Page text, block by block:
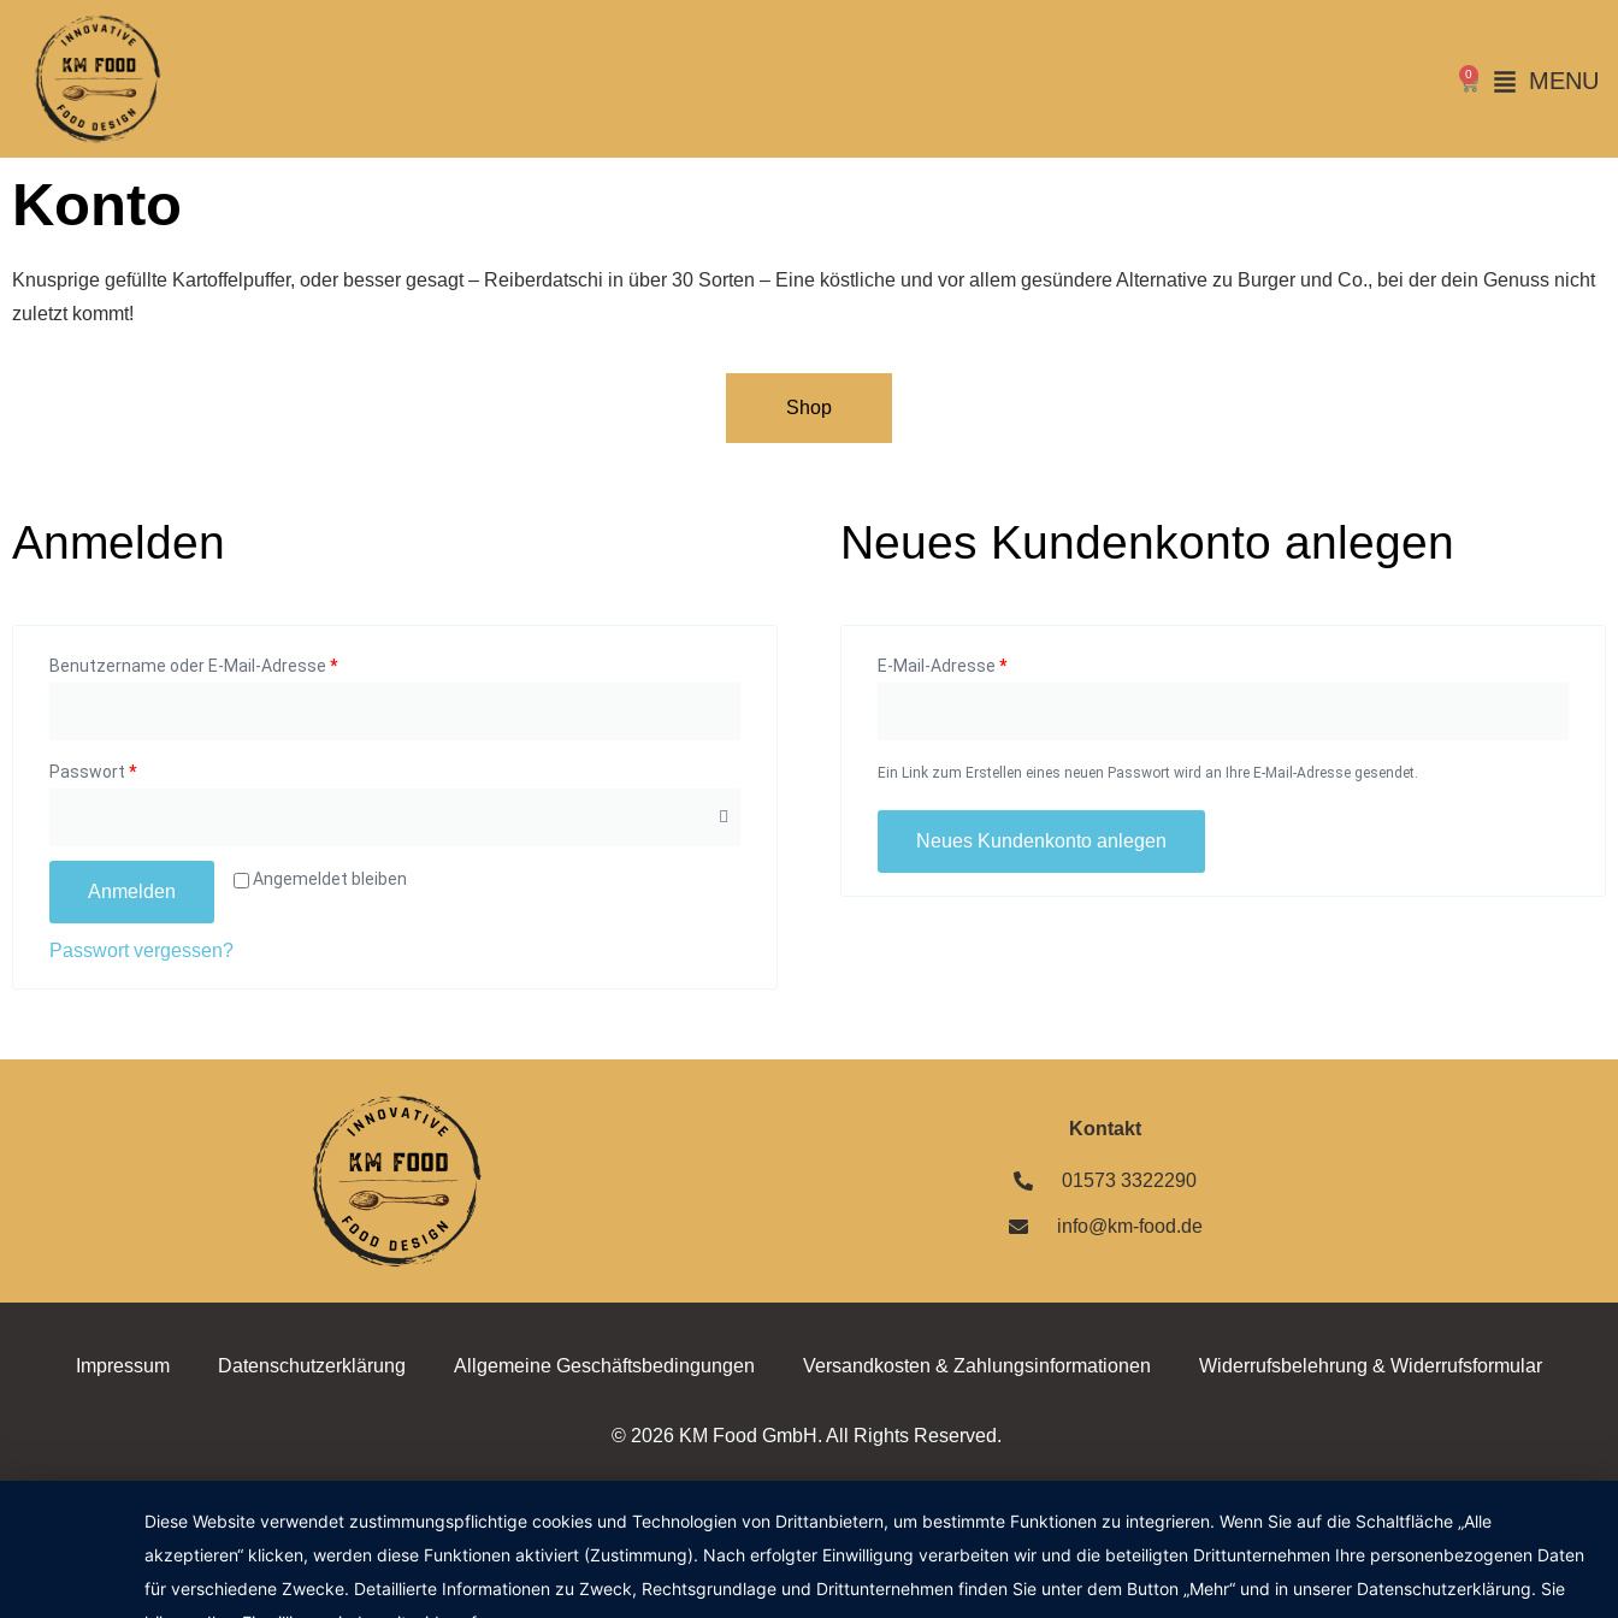
0 MENU
Konto
Knusprige gefüllte Kartoffelpuffer, oder besser gesagt – Reiberdatschi in über 30 Sorten – Eine köstliche und vor allem gesündere Alternative zu Burger und Co., bei der dein Genuss nicht
zuletzt kommt!
Shop
Anmelden
Benutzername oder E-Mail-Adresse *
Passwort *
Angemeldet bleiben
Anmelden
Passwort vergessen?
Neues Kundenkonto anlegen
E-Mail-Adresse*
Ein Link zum Erstellen eines neuen Passwort wird an Ihre E-Mail-Adresse gesendet.
Neues Kundenkonto anlegen
Kontakt
01573 3322290
info@km-food.de
Impressum Datenschutzerklärung Allgemeine Geschäftsbedingungen Versandkosten & Zahlungsinformationen Widerrufsbelehrung & Widerrufsformular
© 2026 KM Food GmbH. All Rights Reserved.
Diese Website verwendet zustimmungspflichtige cookies und Technologien von Drittanbietern, um bestimmte Funktionen zu integrieren. Wenn Sie auf die Schaltfläche „Alle
akzeptieren“ klicken, werden diese Funktionen aktiviert (Zustimmung). Nach erfolgter Einwilligung verarbeiten wir und die beteiligten Drittunternehmen Ihre personenbezogenen Daten
für verschiedene Zwecke. Detaillierte Informationen zu Zweck, Rechtsgrundlage und Drittunternehmen finden Sie unter dem Button „Mehr“ und in unserer Datenschutzerklärung. Sie